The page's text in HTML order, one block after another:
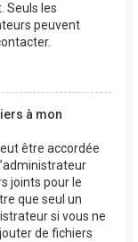
Seuls les
peuvent
à mon
être accordée
joints pour le
que seul un
si vous ne
de fichiers